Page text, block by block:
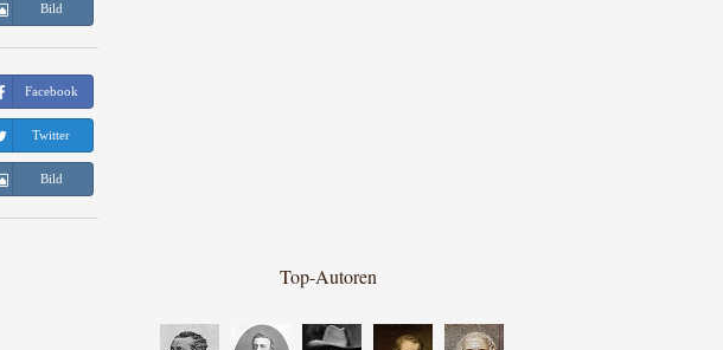
Bild
Facebook
Twitter
Bild
Top-Autoren